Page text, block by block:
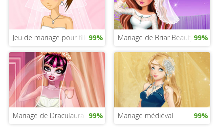
Jeu de mariage pour fille 99% Mariage de Briar Beauty 99%
Mariage de Draculaura 99% Mariage médiéval 99%